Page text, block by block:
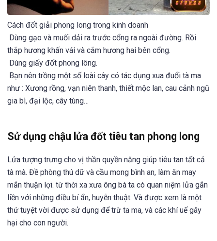
Cách đốt giải phong long trong kinh doanh
Dùng gạo và muối dải ra trước cổng ra ngoài đường. Rồi
thắp hương khấn vái và cắm hương hai bên cổng.
Dùng giấy đốt phong lông.
Bạn nên trồng một số loài cây có tác dụng xua đuổi tà ma
như : Xương rồng, vạn niên thanh, thiết mộc lan, cau cảnh ngũ
gia bì, đại lộc, cây tùng…
Sử dụng chậu lửa đốt tiêu tan phong long
Lửa tượng trưng cho vị thần quyền năng giúp tiêu tan tất cả
tà mà. Đề phòng thú dữ và cầu mong bình an, làm ăn may
mắn thuận lợi. từ thời xa xưa ông bà ta có quan niệm lửa gắn
liền với những điều bí ẩn, huyễn thuật. Và được xem là một
thứ tuyệt vời được sử dụng để trừ ta ma, và các khí uế gây
hại cho con người.